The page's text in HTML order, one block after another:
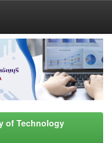
of Technology